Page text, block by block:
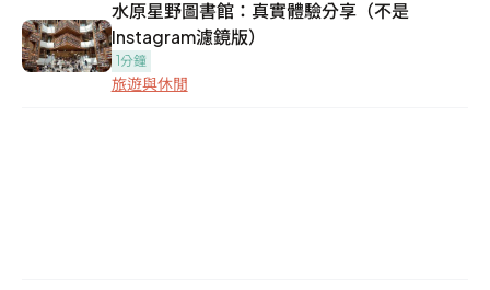
水原星野圖書館：真實體驗分享（不是
Instagram濾鏡版）
1分鐘
旅遊與休閒